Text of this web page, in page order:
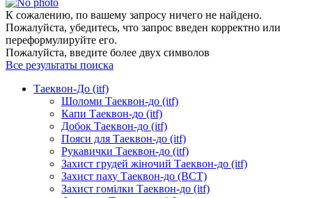
К сожалению, по вашему запросу ничего не найдено.
Пожалуйста, убедитесь, что запрос введен корректно или
переформулируйте его.
Пожалуйста, введите более двух символов
Все результаты поиска
Таеквон-До (itf)
Шоломи Таеквон-до (itf)
Капи Таеквон-до (itf)
Добок Таеквон-до (itf)
Пояси для Таеквон-до (itf)
Рукавички Таеквон-до (itf)
Захист грудей жіночий Таеквон-до (itf)
Захист паху Таеквон-до (ВСТ)
Захист гомілки Таеквон-до (itf)